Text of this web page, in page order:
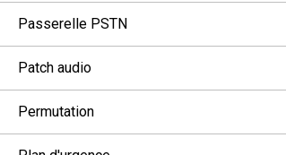
Passerelle PSTN
Patch audio
Permutation